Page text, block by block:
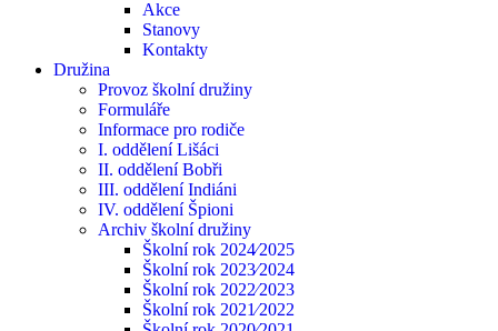
Akce
Stanovy
Kontakty
Družina
Provoz školní družiny
Formuláře
Informace pro rodiče
I. oddělení Lišáci
II. oddělení Bobři
III. oddělení Indiáni
IV. oddělení Špioni
Archiv školní družiny
Školní rok 2024⁄2025
Školní rok 2023⁄2024
Školní rok 2022⁄2023
Školní rok 2021⁄2022